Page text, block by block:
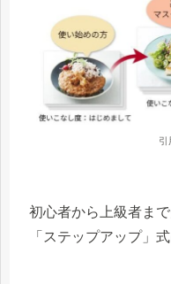
引
初心者から上級者ま
「ステップアップ」